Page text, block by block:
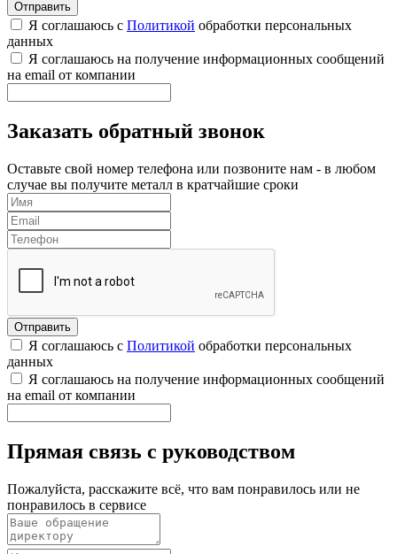
Я соглашаюсь с Политикой обработки персональных
данных
Я соглашаюсь на получение информационных сообщений
на email от компании
Заказать обратный звонок
Оставьте свой номер телефона или позвоните нам - в любом
случае вы получите металл в кратчайшие сроки
Я соглашаюсь с Политикой обработки персональных
данных
Я соглашаюсь на получение информационных сообщений
на email от компании
Прямая связь с руководством
Пожалуйста, расскажите всё, что вам понравилось или не
понравилось в сервисе